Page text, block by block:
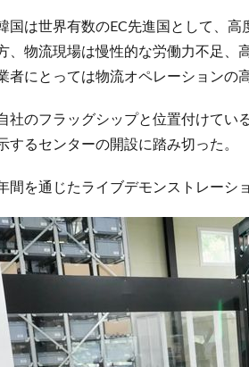
国は世界有数のEC先進国として、
、物流現場は慢性的な労働力不足、
者にとっては物流オペレーションの
社のフラッグシップと位置付けてい
するセンターの開設に踏み切った。
間を通じたライブデモンストレーシ